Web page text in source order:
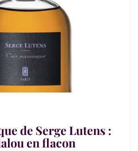
de Serge Lutens :
en flacon